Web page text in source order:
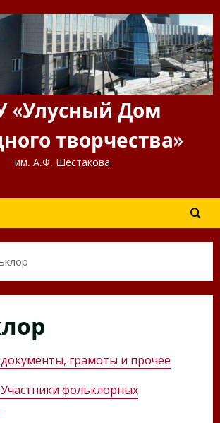
«Улусный Дом
творчества»
им. А.Ф. Шестакова
грамоты и прочее
фольклорных